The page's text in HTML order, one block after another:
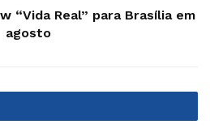
“Vida Real” para Brasília em
agosto